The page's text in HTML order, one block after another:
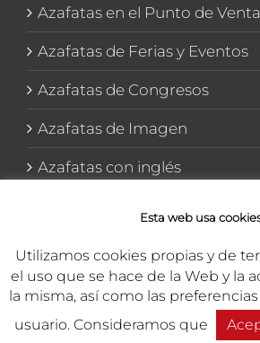
Azafatas en el Punto de Venta
Azafatas de Ferias y Eventos
Azafatas de Congresos
Azafatas de Imagen
Azafatas con inglés
Copyright 2026 TEMA Marketing Integral
Esta web usa
Utilizamos cookies propias y de
el uso que se hace de la Web y la
la misma, así como las
usuario. Consideramos que